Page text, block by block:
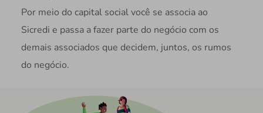
Por meio do capital social você se associa ao
Sicredi e passa a fazer parte do negócio com os
demais associados que decidem, juntos, os rumos
do negócio.